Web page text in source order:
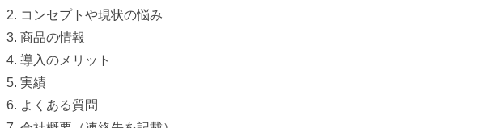
コンセプトや現状の悩み
商品の情報
導入のメリット
実績
よくある質問